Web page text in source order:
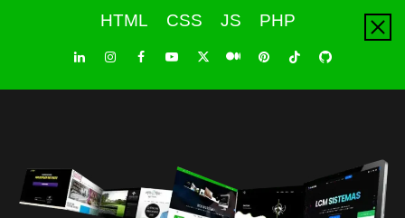
HTML CSS JS PHP
LinkedInInstagramFacebookYoutube
X PinterestTiktokGithub